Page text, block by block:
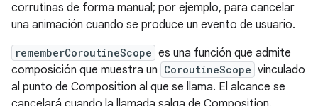
corrutinas de forma manual; por ejemplo, para cancelar
una animación cuando se produce un evento de usuario.
rememberCoroutineScope es una función que admite
composición que muestra un CoroutineScope vinculado
al punto de Composition al que se llama. El alcance se